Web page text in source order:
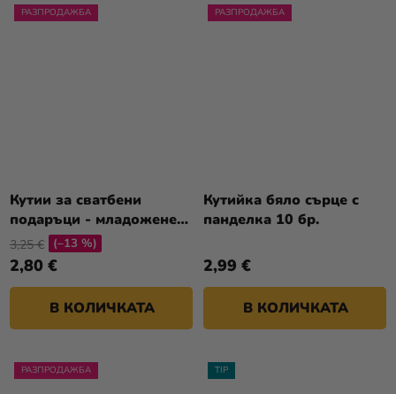
РАЗПРОДАЖБА
Кутии за сватбени
подаръци - младоженец
10 бр.
2,80 €
3,25 € (–13 %)
В КОЛИЧКАТА
РАЗПРОДАЖБА
Кутийка бяло сърце с
панделка 10 бр.
2,99 €
В КОЛИЧКАТА
РАЗПРОДАЖБА TIP